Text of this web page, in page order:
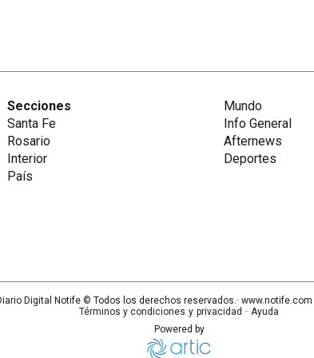
Secciones
Santa Fe
Rosario
Interior
País
Mundo
Info General
Afternews
Deportes
Digital Notife© Todos los derechos reservados.· www.notife.com
Términos y condiciones y privacidad · Ayuda
Powered by